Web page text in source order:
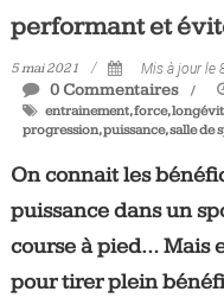
performant et
5 mai 2021 Mis à jour le
0 Commentaires
entrainement,force,
progression,puissance,salle de
On connait les
puissance dans un
course à pied… Mais
pour tirer plein